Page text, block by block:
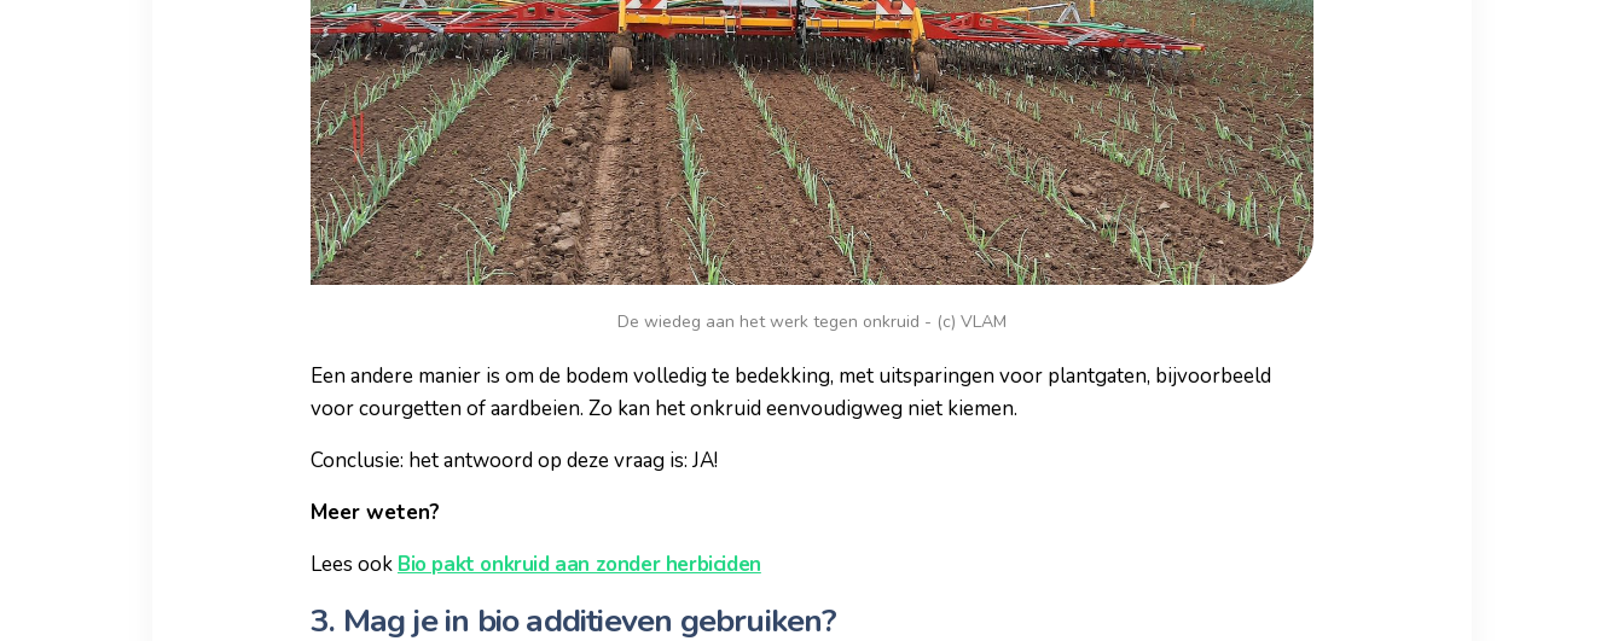
De wiedeg aan het werk tegen onkruid - (c) VLAM
Een andere manier is om de bodem volledig te bedekking, met uitsparingen voor plantgaten, bijvoorbeeld
voor courgetten of aardbeien. Zo kan het onkruid eenvoudigweg niet kiemen.
Conclusie: het antwoord op deze vraag is: JA!
Meer weten?
Lees ook Bio pakt onkruid aan zonder herbiciden
3. Mag je in bio additieven gebruiken?